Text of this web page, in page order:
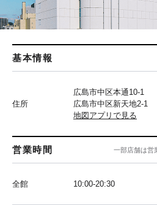
基本情報
住所
広島市中区本通10-1
広島市中区新天地2-1
地図アプリで見る
営業時間 一部店舗は営
全館 10:00-20:30